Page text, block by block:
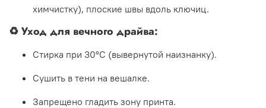
химчистку), плоские швы вдоль ключиц.
♻️Уход для вечного драйва:
Стирка при 30°C (вывернутой наизнанку).
Сушить в тени на вешалке.
Запрещено гладить зону принта.